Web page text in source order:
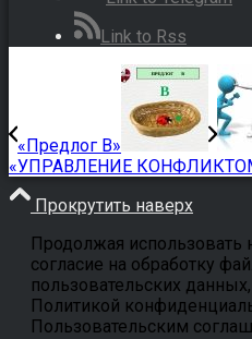
Link to Rss
«Предлог В»
«УПРАВЛЕНИЕ
Прокрутить наверх
Продолжая использовать
согласие на обработку
пользовательских
Политикой
Пользовательским